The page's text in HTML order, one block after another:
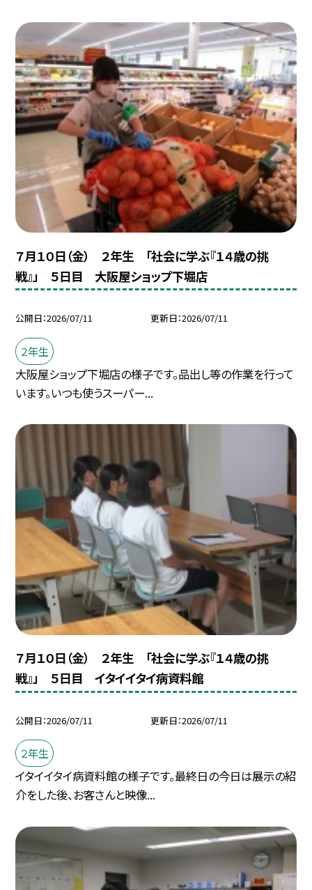
７月１０日（金） ２年生 「社会に学ぶ『１４歳の挑
戦』」 ５日目 大阪屋ショップ下堀店
公開日 2026/07/11 更新日 2026/07/11
２年生
大阪屋ショップ下堀店の様子です。品出し等の作業を行って
います。いつも使うスーパー...
７月１０日（金） ２年生 「社会に学ぶ『１４歳の挑
戦』」 ５日目 イタイイタイ病資料館
公開日 2026/07/11 更新日 2026/07/11
２年生
イタイイタイ病資料館の様子です。最終日の今日は展示の紹
介をした後、お客さんと映像...